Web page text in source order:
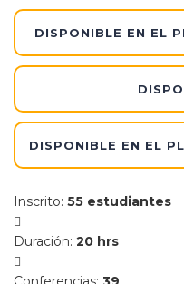
DISPONIBLE EN EL
DISPONIBLE EN EL
Inscrito: 55 estudiantes
Duración: 20 hrs